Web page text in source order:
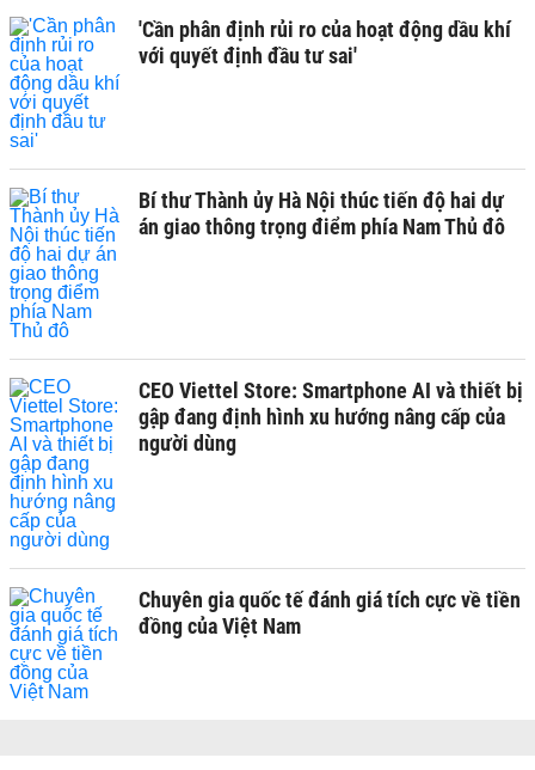
'Cần phân định rủi ro của hoạt động dầu khí
với quyết định đầu tư sai'
Bí thư Thành ủy Hà Nội thúc tiến độ hai dự
án giao thông trọng điểm phía Nam Thủ đô
CEO Viettel Store: Smartphone AI và thiết bị
gập đang định hình xu hướng nâng cấp của
người dùng
Chuyên gia quốc tế đánh giá tích cực về tiền
đồng của Việt Nam